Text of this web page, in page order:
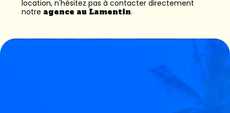
location, n'hésitez pas à contacter directement
notre agence au Lamentin.